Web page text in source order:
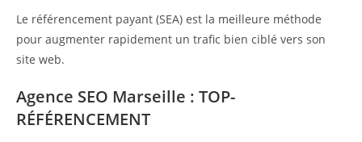
Le référencement payant (SEA) est la meilleure méthode
pour augmenter rapidement un trafic bien ciblé vers son
site web.
Agence SEO Marseille : TOP-
RÉFÉRENCEMENT